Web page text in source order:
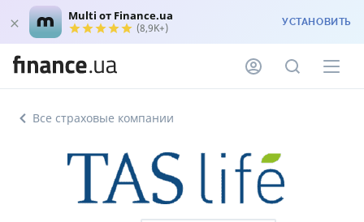
Multi от Finance.ua
(8,9K+) УСТАНОВИТЬ
Все страховые компании